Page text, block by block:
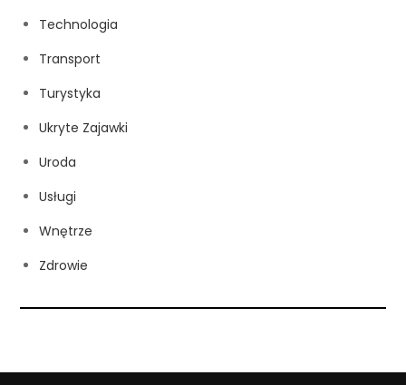
Technologia
Transport
Turystyka
Ukryte Zajawki
Uroda
Usługi
Wnętrze
Zdrowie